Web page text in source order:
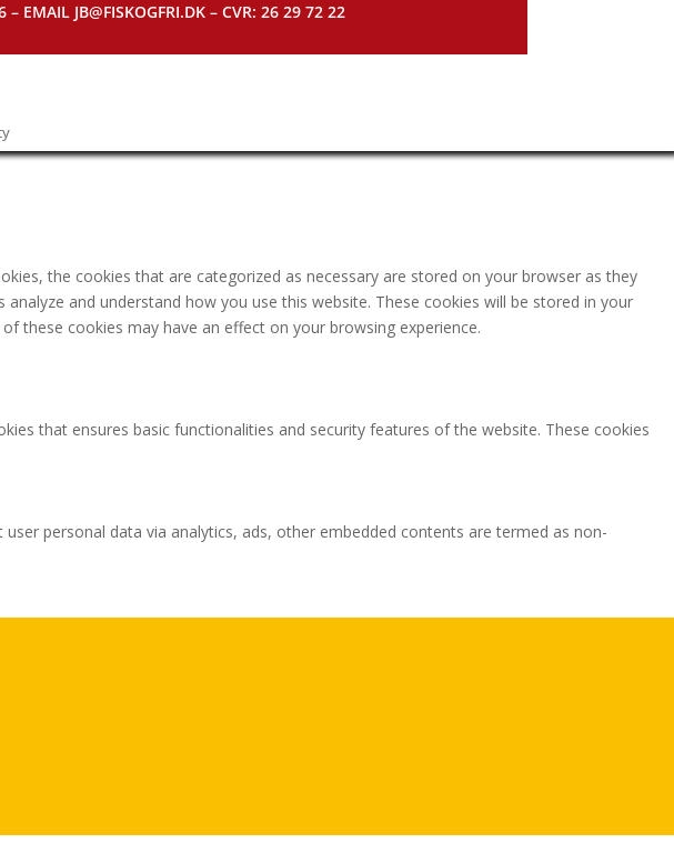
EMAIL JB@FISKOGFRI.DK – CVR: 26 29 72 22
the cookies that are categorized as necessary are stored on your browser as they
and understand how you use this website. These cookies will be stored in your
these cookies may have an effect on your browsing experience.
that ensures basic functionalities and security features of the website. These cookies
personal data via analytics, ads, other embedded contents are termed as non-